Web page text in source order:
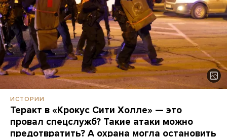
ИСТОРИИ
Теракт в «Крокус Сити Холле» — это
провал спецслужб? Такие атаки можно
предотвратить? А охрана могла остановить